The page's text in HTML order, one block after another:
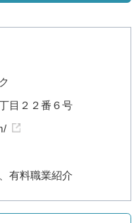
目２２番６号
有料職業紹介